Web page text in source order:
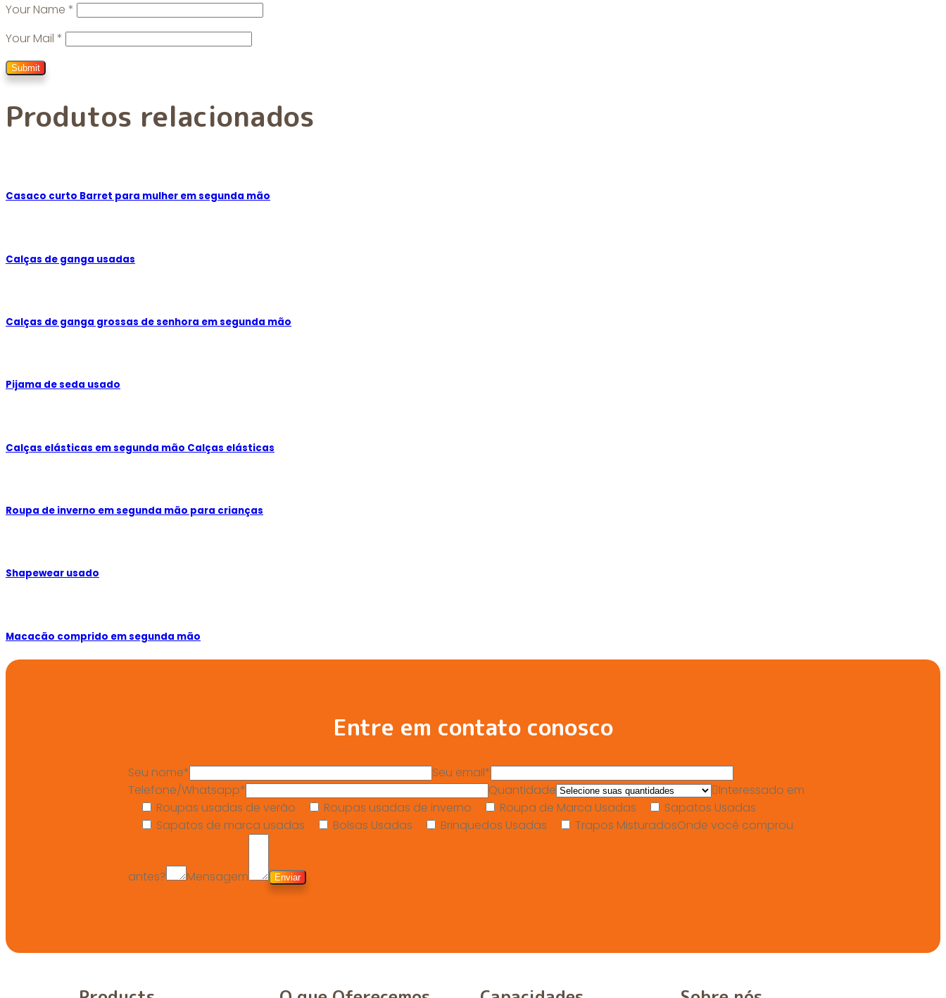
Your Name *
Your Mail *
Produtos relacionados
Casaco curto Barret para mulher em segunda mão
Calças de ganga usadas
Calças de ganga grossas de senhora em segunda mão
Pijama de seda usado
Calças elásticas em segunda mão Calças elásticas
Roupa de inverno em segunda mão para crianças
Shapewear usado
Macacão comprido em segunda mão
Entre em contato conosco
Seu nome*
Seu email*
Telefone/Whatsapp*
Quantidade
Interessado em
Roupas usadas de verão
Roupas usadas de inverno Roupa de Marca Usadas
Sapatos Usadas
Sapatos de marca usadas
Bolsas Usadas Brinquedos Usadas Trapos MisturadosOnde você comprou
antes? Mensagem